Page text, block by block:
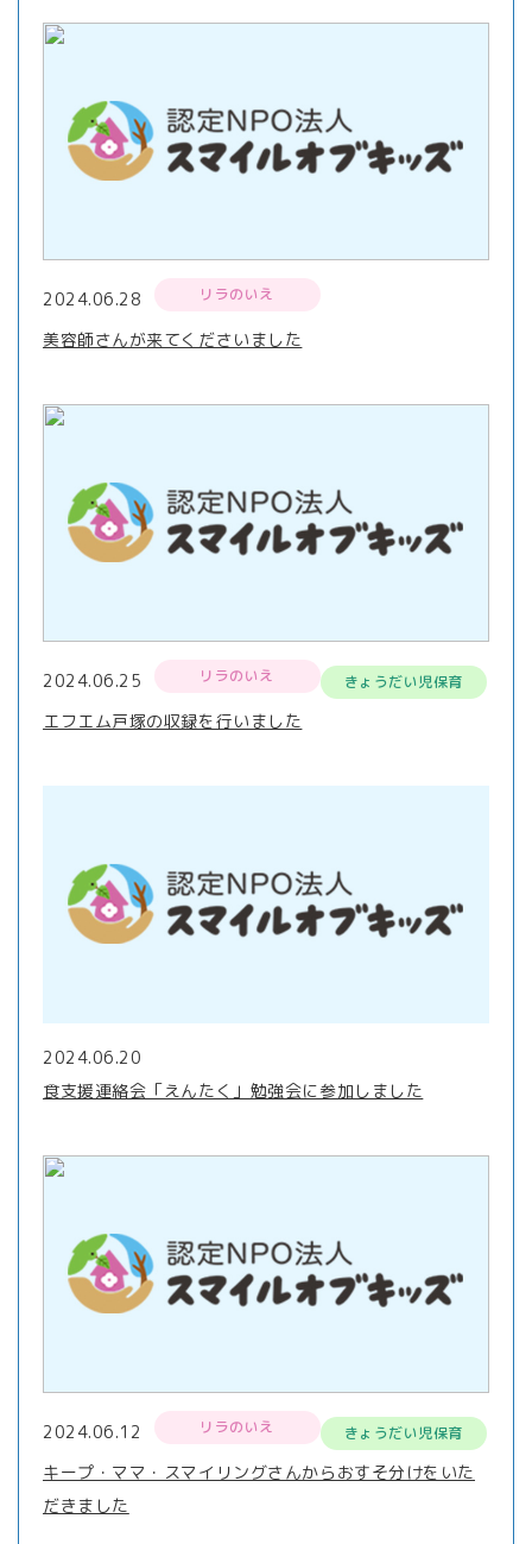
2024.06.28 リラのいえ
美容師さんが来てくださいました
2024.06.25 リラのいえ きょうだい児保育
エフエム戸塚の収録を行いました
2024.06.20
食支援連絡会「えんたく」勉強会に参加しました
2024.06.12 リラのいえ きょうだい児保育
キープ・ママ・スマイリングさんからおすそ分けをいた
だきました